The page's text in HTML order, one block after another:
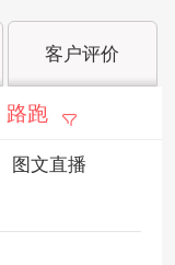
客户评价
路跑
图文直播